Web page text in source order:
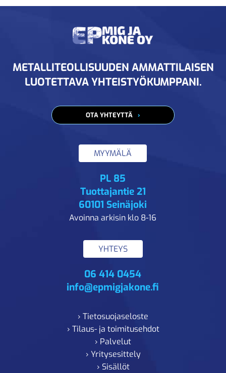
METALLITEOLLISUUDEN AMMATTILAISEN
LUOTETTAVA YHTEISTYÖKUMPPANI.
OTA YHTEYTTÄ
MYYMÄLÄ
PL 85
Tuottajantie 21
60101 Seinäjoki
Avoinna arkisin klo 8-16
YHTEYS
06 414 0454
info@epmigjakone.fi
› Tietosuojaseloste
› Tilaus- ja toimitusehdot
› Palvelut
› Yritysesittely
› Sisällöt